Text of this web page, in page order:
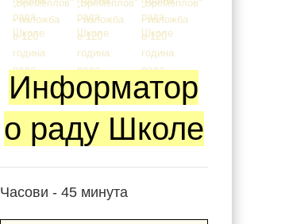
Информатор
о раду Школе
Часови - 45 минута